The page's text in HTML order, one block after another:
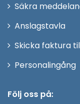
fönster
Säkra
Anslagstavla
Skicka faktura
Personalingång
Följ oss på: